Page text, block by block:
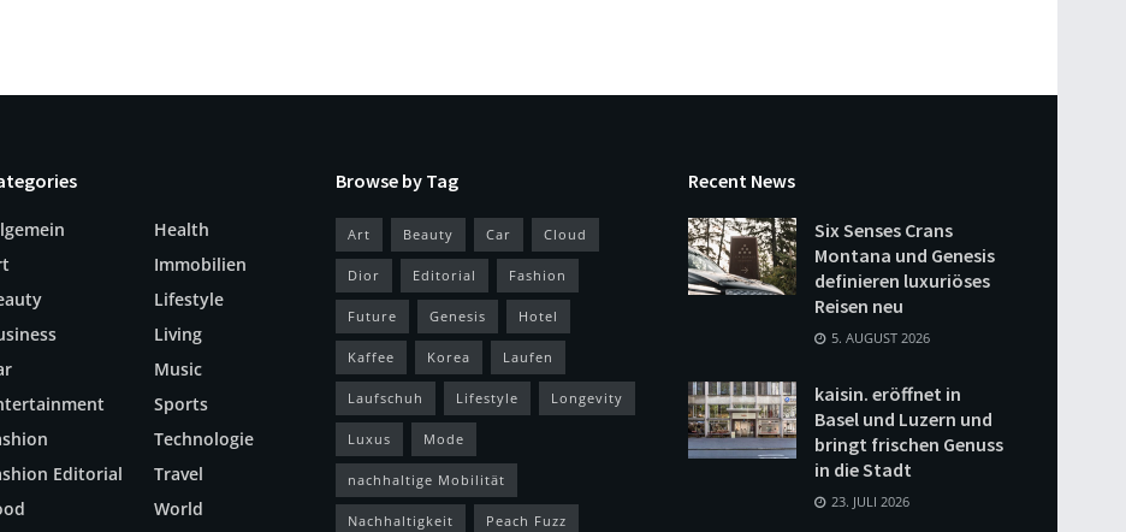
Editorial
Health
Immobilien
Lifestyle
Living
Music
Sports
Technologie
Travel
World
Browse by Tag
Art Beauty Car Cloud
Dior Editorial Fashion
Future Genesis Hotel
Kaffee Korea Laufen
Laufschuh Lifestyle Longevity
Luxus Mode
nachhaltige Mobilität
Nachhaltigkeit Peach Fuzz
Recent News
Six Senses Crans
Montana und Genesis
definieren luxuriöses
Reisen neu
5. AUGUST 2026
kaisin. eröffnet in
Basel und Luzern und
bringt frischen Genuss
in die Stadt
23. JULI 2026